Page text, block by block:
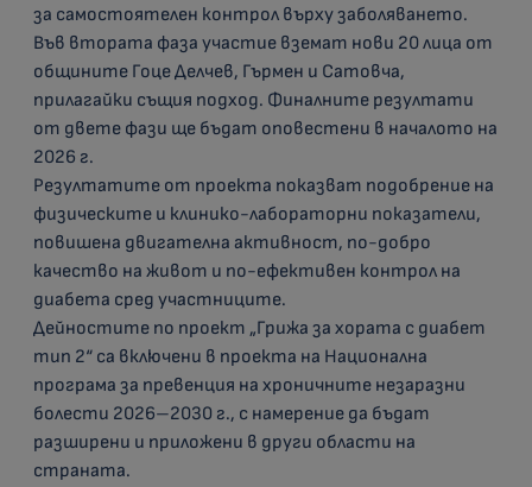
за самостоятелен контрол върху заболяването.
Във втората фаза участие вземат нови 20 лица от
общините Гоце Делчев, Гърмен и Сатовча,
прилагайки същия подход. Финалните резултати
от двете фази ще бъдат оповестени в началото на
2026 г.
Резултатите от проекта показват подобрение на
физическите и клинико-лабораторни показатели,
повишена двигателна активност, по-добро
качество на живот и по-ефективен контрол на
диабета сред участниците.
Дейностите по проект „Грижа за хората с диабет
тип 2“ са включени в проекта на Национална
програма за превенция на хроничните незаразни
болести 2026–2030 г., с намерение да бъдат
разширени и приложени в други области на
страната.